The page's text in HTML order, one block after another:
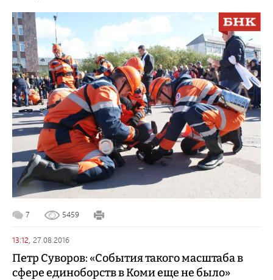
7 5459
13:12, 27.08.2016
Петр Суворов: «События такого масштаба в
сфере единоборств в Коми еще не было»